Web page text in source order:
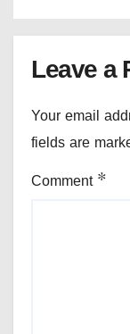
Leave a
Your email
fields are
Comment *